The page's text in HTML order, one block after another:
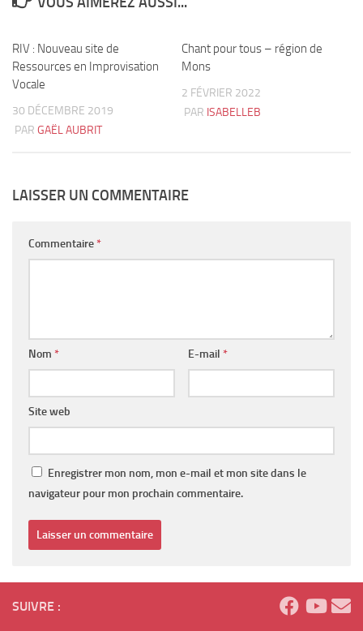
RIV : Nouveau site de
Ressources en Improvisation
Vocale
30 DÉCEMBRE 2019
PAR GAËL AUBRIT
Chant pour tous – région de
Mons
2 FÉVRIER 2022
PAR ISABELLEB
LAISSER UN COMMENTAIRE
Commentaire *
Nom * E-mail *
Site web
Enregistrer mon nom, mon e-mail et mon site dans le
navigateur pour mon prochain commentaire.
SUIVRE :